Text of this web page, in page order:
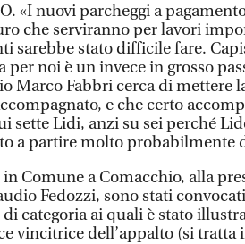
«I nuovi parcheggi a
che serviranno per lavori
sarebbe stato difficile fare.
per noi è un invece in grosso
Marco Fabbri cerca di mettere
e che certo
sette Lidi, anzi su sei perché
a partire molto probabilmente
Comune a Comacchio, alla
Fedozzi, sono stati
di categoria ai quali è stato
vincitrice dell’appalto (si tratta